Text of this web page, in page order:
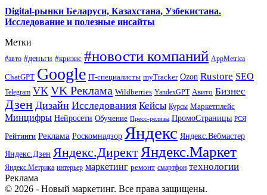
Digital-рынки Беларуси, Казахстана, Узбекистана.
Исследование и полезные инсайты
Метки
#авто #деньги #кризис #новости компаний AppMetrica
ChatGPT Google IT-специалисты myTracker Ozon Rustore SEO
Telegram VK VK Реклама Wildberries YandexGPT Авито Бизнес
Дзен Дизайн Исследования Кейсы Курсы Маркетплейс
Минцифры Нейросети Обучение Пресс-релизы ПромоСтраницы РСЯ
Рейтинги Реклама Роскомнадзор Яндекс Яндекс.Вебмастер
Яндекс.Дзен Яндекс.ДиректЯндекс.Маркет
Яндекс.Метрика интерьер маркетинг ремонт смартфон технологии
Реклама
© 2026 - Новый маркетинг. Все права защищены.